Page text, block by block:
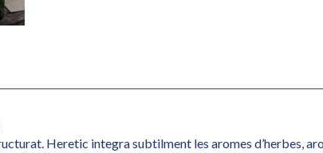
Heretic integra subtilment les aromes d’herbes,